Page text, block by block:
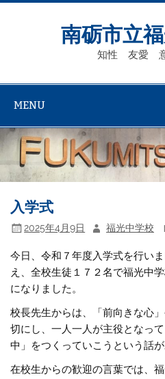
Skip
南砺市立
知性 友愛
MENU
入学式
2025年4月9日 福光中学校
今日、令和７年度入学式を行い
え、全校生徒１７２名で福光中
になりました。
校長先生からは、「前向きな心
切にし、一人一人が主役となっ
中」をつくっていこうという話が
在校生からの歓迎の言葉では、